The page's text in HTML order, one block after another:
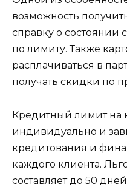
возможность
справку о состоянии
по лимиту. Также
расплачиваться в
получать скидки по
Кредитный лимит на
индивидуально и
кредитования и
каждого клиента.
составляет до 50